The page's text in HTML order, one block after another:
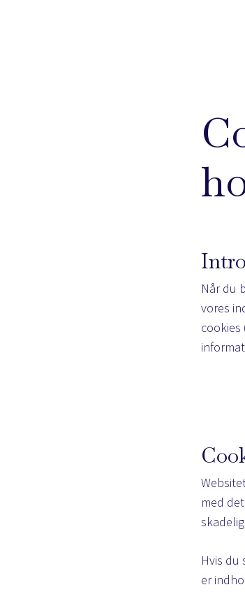
Når du
vores
cookies
med
Hvis
er